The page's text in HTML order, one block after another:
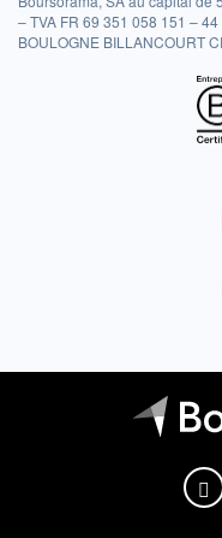
– TVA FR 69 351 058 151 –
BOULOGNE BILLANCOURT